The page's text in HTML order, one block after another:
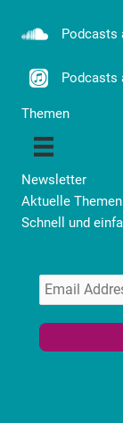
Podcasts
Podcasts
Themen
Newsletter
Aktuelle
Schnell und